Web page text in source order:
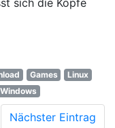
Games
Linux
Windows
Nächster Eintrag